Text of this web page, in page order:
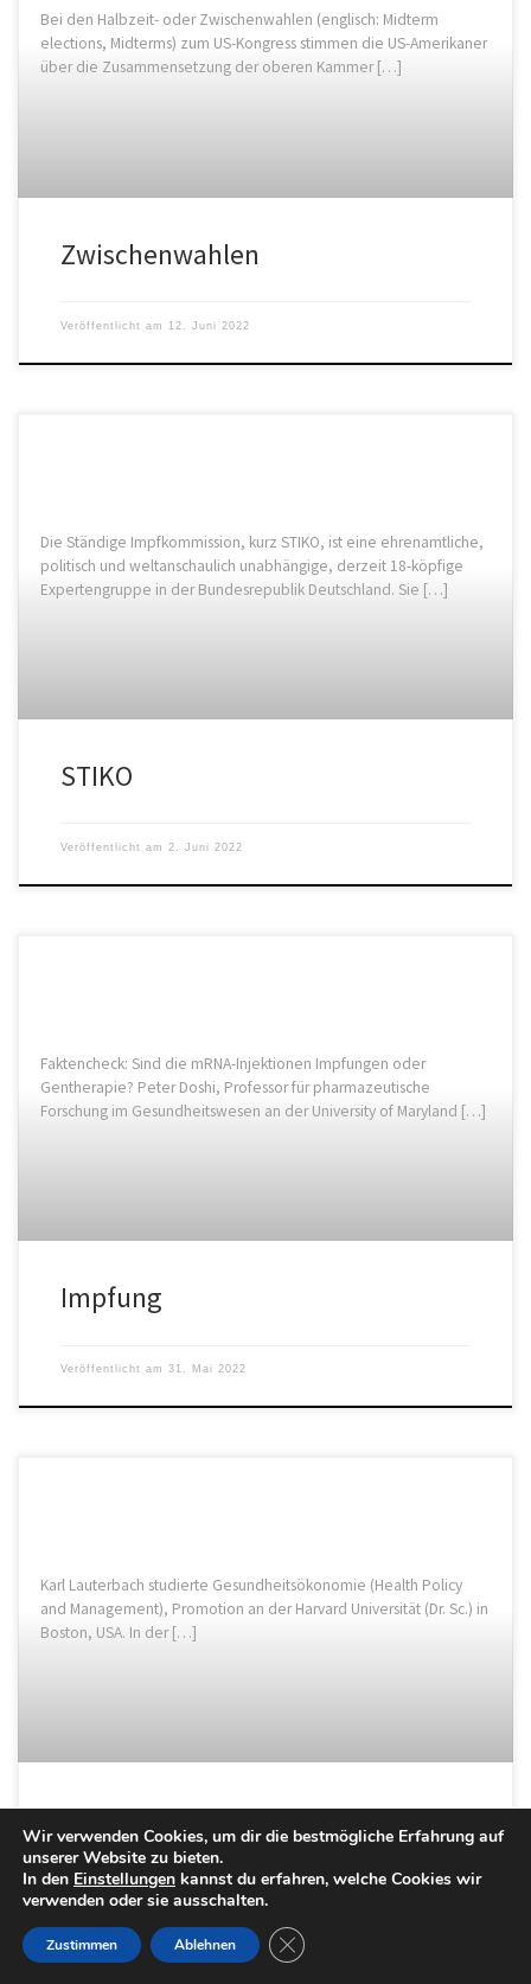
Bei den Halbzeit- oder Zwischenwahlen (englisch: Midterm
elections, Midterms) zum US-Kongress stimmen die US-Amerikaner
über die Zusammensetzung der oberen Kammer […]
Zwischenwahlen
Veröffentlicht am 12. Juni 2022
Die Ständige Impfkommission, kurz STIKO, ist eine ehrenamtliche,
politisch und weltanschaulich unabhängige, derzeit 18-köpfige
Expertengruppe in der Bundesrepublik Deutschland. Sie […]
STIKO
Veröffentlicht am 2. Juni 2022
Faktencheck: Sind die mRNA-Injektionen Impfungen oder
Gentherapie? Peter Doshi, Professor für pharmazeutische
Forschung im Gesundheitswesen an der University of Maryland […]
Impfung
Veröffentlicht am 31. Mai 2022
Karl Lauterbach studierte Gesundheitsökonomie (Health Policy
and Management), Promotion an der Harvard Universität (Dr. Sc.) in
Boston, USA. In der […]
Karl Lauterbach
Veröffentlicht am
Wir verwenden Cookies, um dir die bestmögliche Erfahrung auf
unserer Website zu bieten.
In den Einstellungen kannst du erfahren, welche Cookies wir
verwenden oder sie ausschalten.
Zustimmen Ablehnen GDPR Cookie-Banner schließen